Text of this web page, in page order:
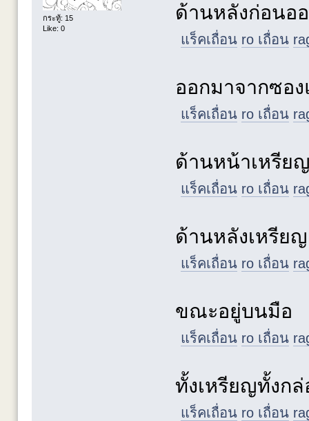
กระทู้: 15
Like: 0
ด้านหลังก่อนอ
แร็คเถื่อน ro เถื่อน
ออกมาจากซอ
แร็คเถื่อน ro เถื่อน
ด้านหน้าเหรีย
แร็คเถื่อน ro เถื่อน
ด้านหลังเหรียญ
แร็คเถื่อน ro เถื่อน
ขณะอยู่บนมือ
แร็คเถื่อน ro เถื่อน
ทั้งเหรียญทั้งกล่
แร็คเถื่อน ro เถื่อน